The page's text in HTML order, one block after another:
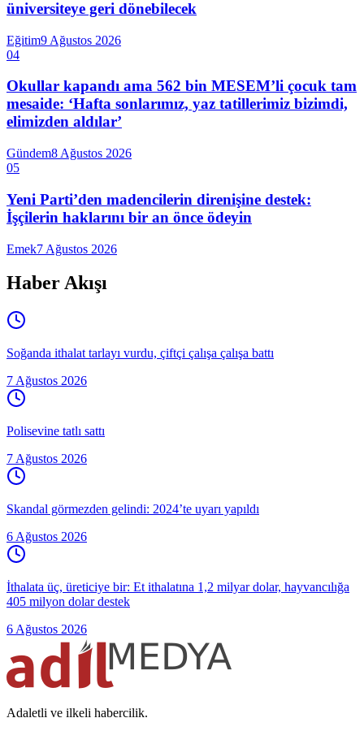
üniversiteye geri dönebilecek
Eğitim9 Ağustos 2026
04
Okullar kapandı ama 562 bin MESEM’li çocuk tam
mesaide: ‘Hafta sonlarımız, yaz tatillerimiz bizimdi,
elimizden aldılar’
Gündem8 Ağustos 2026
05
Yeni Parti’den madencilerin direnişine destek:
İşçilerin haklarını bir an önce ödeyin
Emek7 Ağustos 2026
Haber Akışı
Soğanda ithalat tarlayı vurdu, çiftçi çalışa çalışa battı
7 Ağustos 2026
Polisevine tatlı sattı
7 Ağustos 2026
Skandal görmezden gelindi: 2024’te uyarı yapıldı
6 Ağustos 2026
İthalata üç, üreticiye bir: Et ithalatına 1,2 milyar dolar, hayvancılığa
405 milyon dolar destek
6 Ağustos 2026
Adaletli ve ilkeli habercilik.